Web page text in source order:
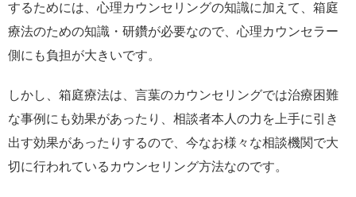
するためには、心理カウンセリングの知識に加えて、箱庭
療法のための知識・研鑽が必要なので、心理カウンセラー
側にも負担が大きいです。
しかし、箱庭療法は、言葉のカウンセリングでは治療困難
な事例にも効果があったり、相談者本人の力を上手に引き
出す効果があったりするので、今なお様々な相談機関で大
切に行われているカウンセリング方法なのです。